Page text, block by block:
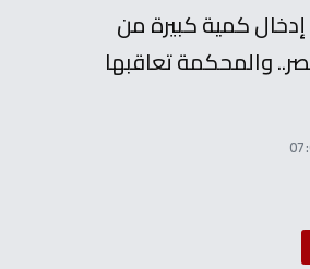
إدخال كمية كبيرة من
والمحكمة تعاقبها